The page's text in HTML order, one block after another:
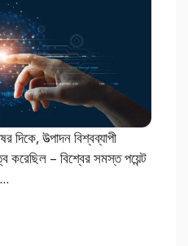
উত্পাদন বিশ্বব্যাপী
করেছিল – বিশ্বের সমস্ত পয়েন্ট